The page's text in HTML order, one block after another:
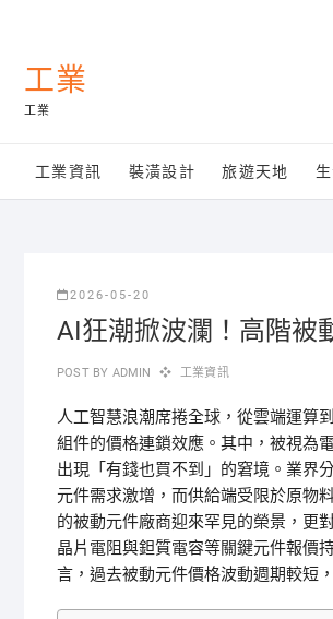
content工業
工業
工業資訊 裝潢設計 旅遊天地
2026-05-20
AI狂潮掀波瀾！高階被
POST BY ADMIN 工業資訊
人工智慧浪潮席捲全球，從雲端運算
組件的價格連鎖效應。其中，被視為
出現「有錢也買不到」的窘境。業界
元件需求激增，而供給端受限於原物
的被動元件廠商迎來罕見的榮景，更
晶片電阻與鉭質電容等關鍵元件報價
言，過去被動元件價格波動週期較短